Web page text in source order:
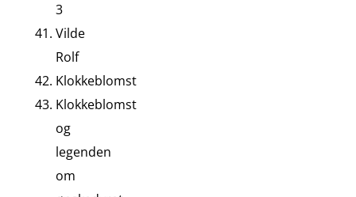
3
Vilde
Rolf
Klokkeblomst
Klokkeblomst
og
legenden
om